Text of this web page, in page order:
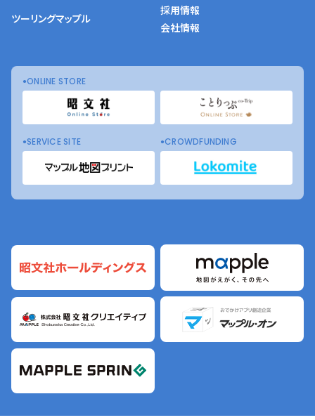
ツーリングマップル
採用情報
会社情報
ONLINE STORE
SERVICE SITE CROWDFUNDING